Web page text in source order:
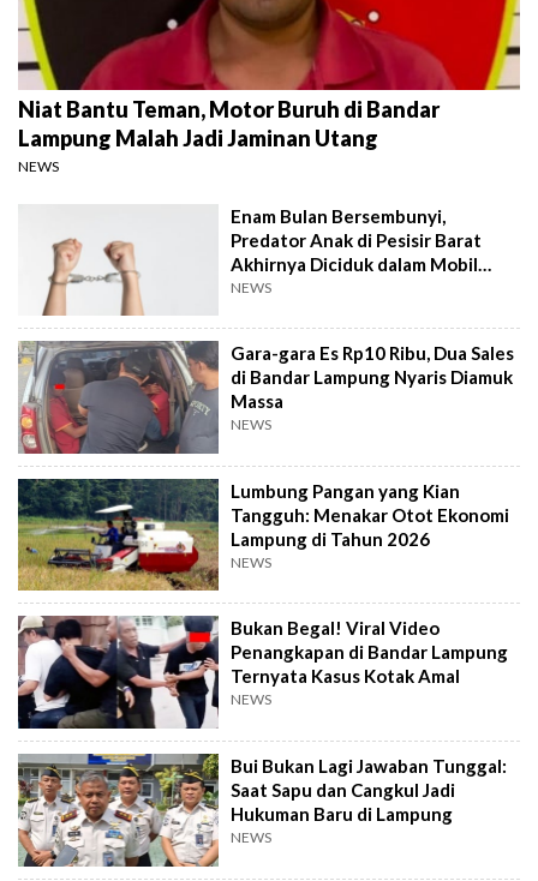
Niat Bantu Teman, Motor Buruh di Bandar
Lampung Malah Jadi Jaminan Utang
NEWS
Enam Bulan Bersembunyi,
Predator Anak di Pesisir Barat
Akhirnya Diciduk dalam Mobil
Travel
NEWS
Gara-gara Es Rp10 Ribu, Dua Sales
di Bandar Lampung Nyaris Diamuk
Massa
NEWS
Lumbung Pangan yang Kian
Tangguh: Menakar Otot Ekonomi
Lampung di Tahun 2026
NEWS
Bukan Begal! Viral Video
Penangkapan di Bandar Lampung
Ternyata Kasus Kotak Amal
NEWS
Bui Bukan Lagi Jawaban Tunggal:
Saat Sapu dan Cangkul Jadi
Hukuman Baru di Lampung
NEWS